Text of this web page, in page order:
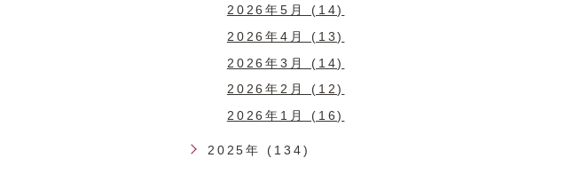
2026年5月 (14)
2026年4月 (13)
2026年3月 (14)
2026年2月 (12)
2026年1月 (16)
2025年 (134)